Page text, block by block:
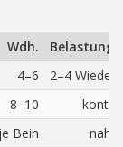
Wdh.
Belastung
4–6
2–4
8–10
Bein
nah